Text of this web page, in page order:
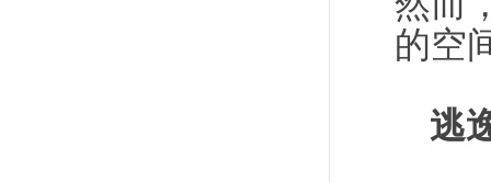
的空
逃